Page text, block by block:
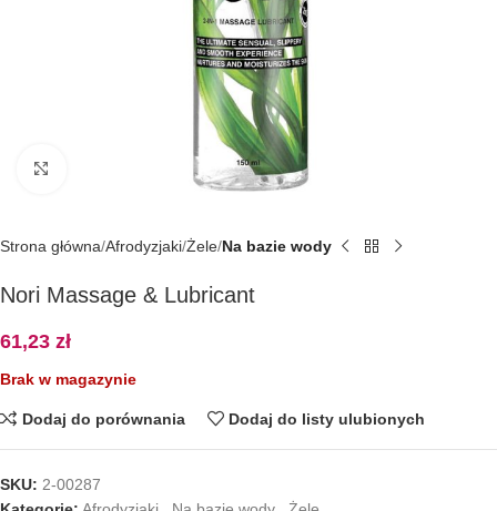
Kliknij, aby powiększyć
Strona główna Afrodyzjaki Żele Na bazie wody
Nori Massage & Lubricant
61,23 zł
Brak w magazynie
Dodaj do porównania Dodaj do listy ulubionych
SKU: 2-00287